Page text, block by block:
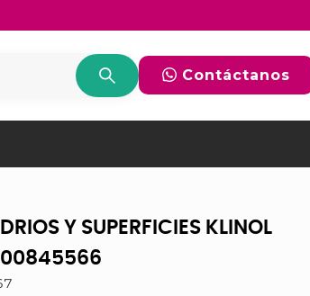
Contáctanos
Y SUPERFICIES KLINOL